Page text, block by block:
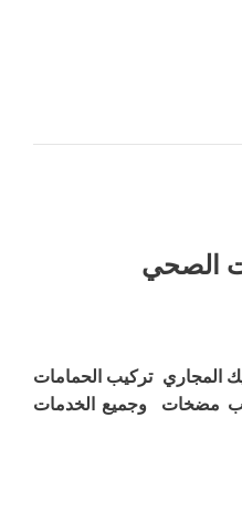
الصحي
تركيب الحمامات
مضخات وجميع الخدمات